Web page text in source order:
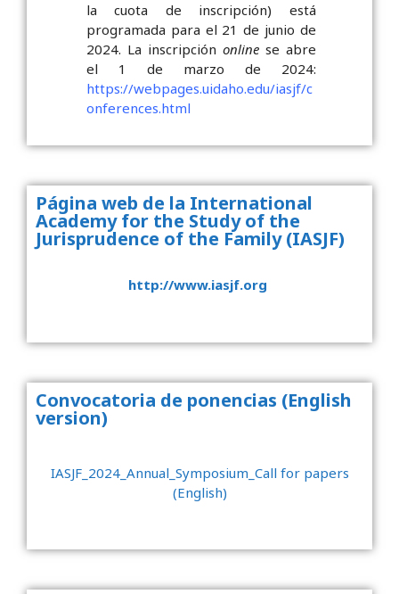
la cuota de inscripción) está
programada para el 21 de junio de
2024. La inscripción onlinese abre
el 1 de marzo de 2024:
https://webpages.uidaho.edu/iasjf/c
onferences.html
Página web de la International
Academy for the Study of the
Jurisprudence of the Family (IASJF)
http://www.iasjf.org
Convocatoria de ponencias (English
version)
IASJF_2024_Annual_Symposium_Call for papers
(English)